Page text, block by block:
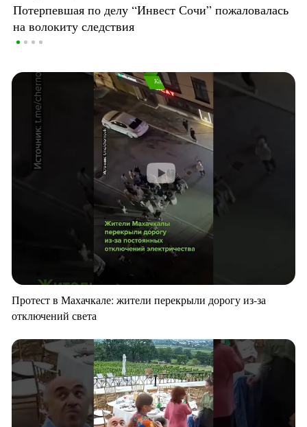
Потерпевшая по делу “Инвест Сочи” пожаловалась
на волокиту следствия
Протест в Махачкале: жители перекрыли дорогу из-за
отключений света